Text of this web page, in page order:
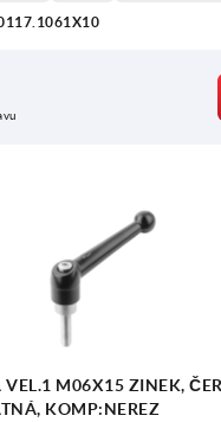
VEL.1 M06X15 ZINEK,
KOMP:NEREZ